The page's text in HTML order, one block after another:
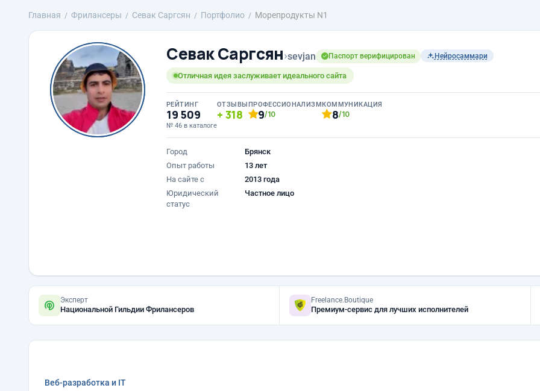
Главная Фрилансеры Севак Саргсян Портфолио Морепродукты N1
Севак Саргсян›sevjan Паспорт верифицирован Нейросаммари
Отличная идея заслуживает идеального сайта
РЕЙТИНГ
19 509
№ 46 в каталоге
ОТЗЫВЫ
318
ПРОФЕССИОНАЛИЗМ
9/10
КОММУНИКАЦИЯ
8/10
Город
Брянск
Опыт работы
13 лет
На сайте с
2013 года
Юридический
статус
Частное лицо
Эксперт
Национальной Гильдии Фрилансеров
Freelance.Boutique
Премиум-сервис для лучших исполнителей
Веб-разработка и IT